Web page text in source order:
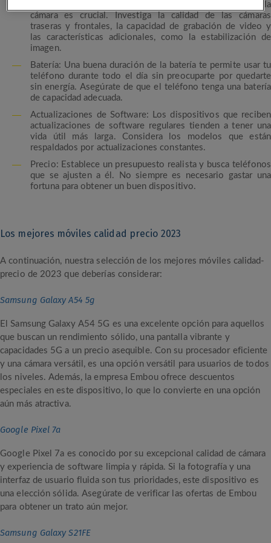
Cámara: Si eres un amante de la fotografía, la calidad de la
cámara es crucial. Investiga la calidad de las cámaras
traseras y frontales, la capacidad de grabación de video y
las características adicionales, como la estabilización de
imagen.
Batería: Una buena duración de la batería te permite usar tu
teléfono durante todo el día sin preocuparte por quedarte
sin energía. Asegúrate de que el teléfono tenga una batería
de capacidad adecuada.
Actualizaciones de Software: Los dispositivos que reciben
actualizaciones de software regulares tienden a tener una
vida útil más larga. Considera los modelos que están
respaldados por actualizaciones constantes.
Precio: Establece un presupuesto realista y busca teléfonos
que se ajusten a él. No siempre es necesario gastar una
fortuna para obtener un buen dispositivo.
Los mejores móviles calidad precio 2023
A continuación, nuestra selección de los mejores móviles calidad-
precio de 2023 que deberías considerar:
Samsung Galaxy A54 5g
El Samsung Galaxy A54 5G es una excelente opción para aquellos
que buscan un rendimiento sólido, una pantalla vibrante y
capacidades 5G a un precio asequible. Con su procesador eficiente
y una cámara versátil, es una opción versátil para usuarios de todos
los niveles. Además, la empresa Embou ofrece descuentos
especiales en este dispositivo, lo que lo convierte en una opción
aún más atractiva.
Google Pixel 7a
Google Pixel 7a es conocido por su excepcional calidad de cámara
y experiencia de software limpia y rápida. Si la fotografía y una
interfaz de usuario fluida son tus prioridades, este dispositivo es
una elección sólida. Asegúrate de verificar las ofertas de Embou
para obtener un trato aún mejor.
Samsung Galaxy S21FE